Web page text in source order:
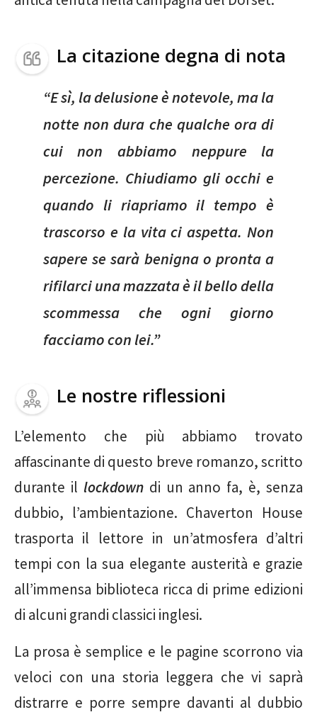
La citazione degna di nota
“E sì, la delusione è notevole, ma la
notte non dura che qualche ora di
cui non abbiamo neppure la
percezione. Chiudiamo gli occhi e
quando li riapriamo il tempo è
trascorso e la vita ci aspetta. Non
sapere se sarà benigna o pronta a
rifilarci una mazzata è il bello della
scommessa che ogni giorno
facciamo con lei.”
Le nostre riflessioni
L’elemento che più abbiamo trovato
affascinante di questo breve romanzo, scritto
durante il lockdowndi un anno fa, è, senza
dubbio, l’ambientazione. Chaverton House
trasporta il lettore in un’atmosfera d’altri
tempi con la sua elegante austerità e grazie
all’immensa biblioteca ricca di prime edizioni
di alcuni grandi classici inglesi.
La prosa è semplice e le pagine scorrono via
veloci con una storia leggera che vi saprà
distrarre e porre sempre davanti al dubbio